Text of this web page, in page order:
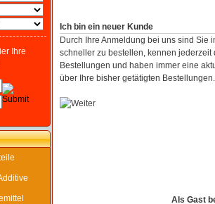
Ihre
Ich bin ein neuer Kunde
Durch Ihre Anmeldung bei uns sind Sie
schneller zu bestellen, kennen jederzeit
Bestellungen und haben immer eine
über Ihre bisher getätigten Bestellungen.
Als Gast